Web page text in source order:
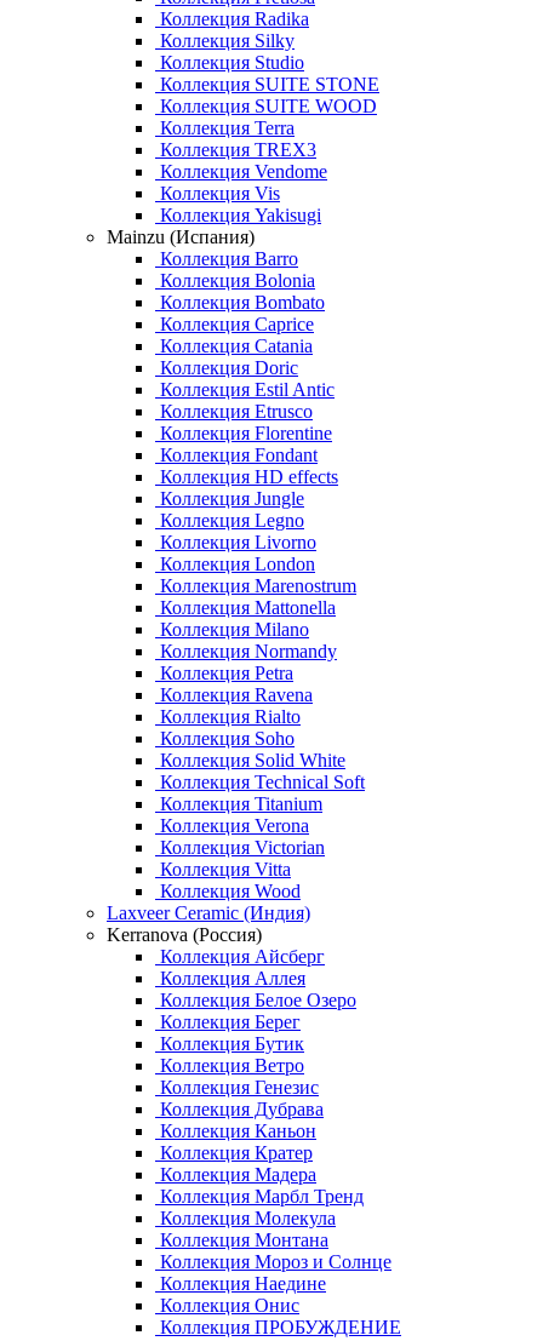
Коллекция Radika
Коллекция Silky
Коллекция Studio
Коллекция SUITE STONE
Коллекция SUITE WOOD
Коллекция Terra
Коллекция TREX3
Коллекция Vendome
Коллекция Vis
Коллекция Yakisugi
Mainzu (Испания)
Коллекция Barro
Коллекция Bolonia
Коллекция Bombato
Коллекция Caprice
Коллекция Catania
Коллекция Doric
Коллекция Estil Antic
Коллекция Etrusco
Коллекция Florentine
Коллекция Fondant
Коллекция HD effects
Коллекция Jungle
Коллекция Legno
Коллекция Livorno
Коллекция London
Коллекция Marenostrum
Коллекция Mattonella
Коллекция Milano
Коллекция Normandy
Коллекция Petra
Коллекция Ravena
Коллекция Rialto
Коллекция Soho
Коллекция Solid White
Коллекция Technical Soft
Коллекция Titanium
Коллекция Verona
Коллекция Victorian
Коллекция Vitta
Коллекция Wood
Laxveer Ceramic (Индия)
Kerranova (Россия)
Коллекция Айсберг
Коллекция Аллея
Коллекция Белое Озеро
Коллекция Берег
Коллекция Бутик
Коллекция Ветро
Коллекция Генезис
Коллекция Дубрава
Коллекция Каньон
Коллекция Кратер
Коллекция Мадера
Коллекция Марбл Тренд
Коллекция Молекула
Коллекция Монтана
Коллекция Мороз и Солнце
Коллекция Наедине
Коллекция Онис
Коллекция ПРОБУЖДЕНИЕ